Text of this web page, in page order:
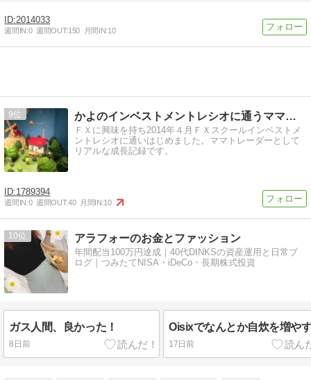
2014033
週間IN:0 週間OUT:150 月間IN:10
9 かよのインベストメントレシオに通うママトレーダー成長記
ＦＸに興味を持ち2014年４月ＦＸスクールインベストメ
ントレシオに通いはじめました。ママトレーダーとして
リアルな成長記録です。
1789394
週間IN:0 週間OUT:40 月間IN:10
10 アラフォーのお金とファッション
年間配当100万円達成｜40代DINKSの資産運用と日常ブ
ログ｜つみたてNISA・iDeCo・長期株式投資
ガス人間、良かった！
8日前
Oisixでなんとか自炊を増や
17日前